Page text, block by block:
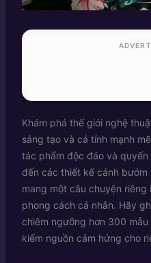
Khám phá thế giới nghệ
sáng tạo và cá tính mạnh
tác phẩm độc đáo và
đến các thiết kế cánh bướm
mang một câu chuyện
phong cách cá nhân. Hãy
chiêm ngưỡng hơn 300
kiếm nguồn cảm hứng cho